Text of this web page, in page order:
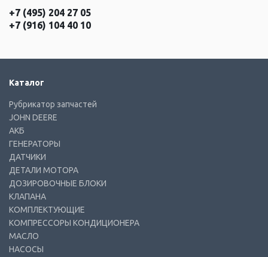
+7 (495) 204 27 05
+7 (916) 104 40 10
Каталог
Рубрикатор запчастей
JOHN DEERE
АКБ
ГЕНЕРАТОРЫ
ДАТЧИКИ
ДЕТАЛИ МОТОРА
ДОЗИРОВОЧНЫЕ БЛОКИ
КЛАПАНА
КОМПЛЕКТУЮЩИЕ
КОМПРЕССОРЫ КОНДИЦИОНЕРА
МАСЛО
НАСОСЫ